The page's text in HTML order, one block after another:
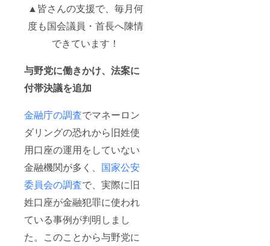
▲皆さんの支援で、毎月何
度も国会議員・首長へ陳情
できています！
与野党に働きかけ、法案に
付帯決議を追加
金融庁の調査でマネーロン
ダリングの恐れから旧姓使
用口座の運用をしていない
金融機関が多く、 国家公安
委員会の調査で、実際に旧
姓口座が金融犯罪に使われ
ている事例が判明しまし
た。このことから与野党に